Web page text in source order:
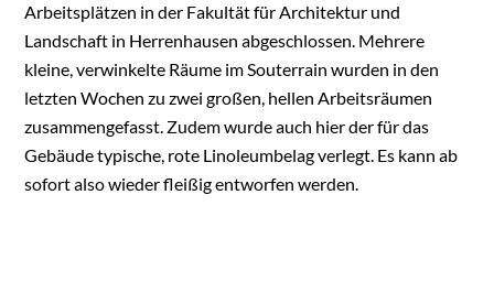
Arbeitsplätzen in der Fakultät für Architektur und
Landschaft in Herrenhausen abgeschlossen. Mehrere
kleine, verwinkelte Räume im Souterrain wurden in den
letzten Wochen zu zwei großen, hellen Arbeitsräumen
zusammengefasst. Zudem wurde auch hier der für das
Gebäude typische, rote Linoleumbelag verlegt. Es kann ab
sofort also wieder fleißig entworfen werden.